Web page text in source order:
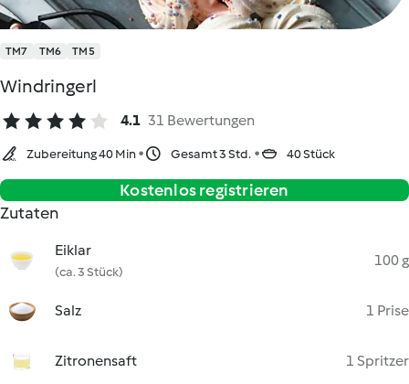
TM7 TM6 TM5
Windringerl
4.1 31 Bewertungen
Zubereitung 40 Min Gesamt 3 Std. 40 Stück
Kostenlos registrieren
Zutaten
Eiklar
(ca. 3 Stück)
100 g
Salz 1 Prise
Zitronensaft 1 Spritzer